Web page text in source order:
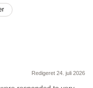
Redigeret 24. juli 2026